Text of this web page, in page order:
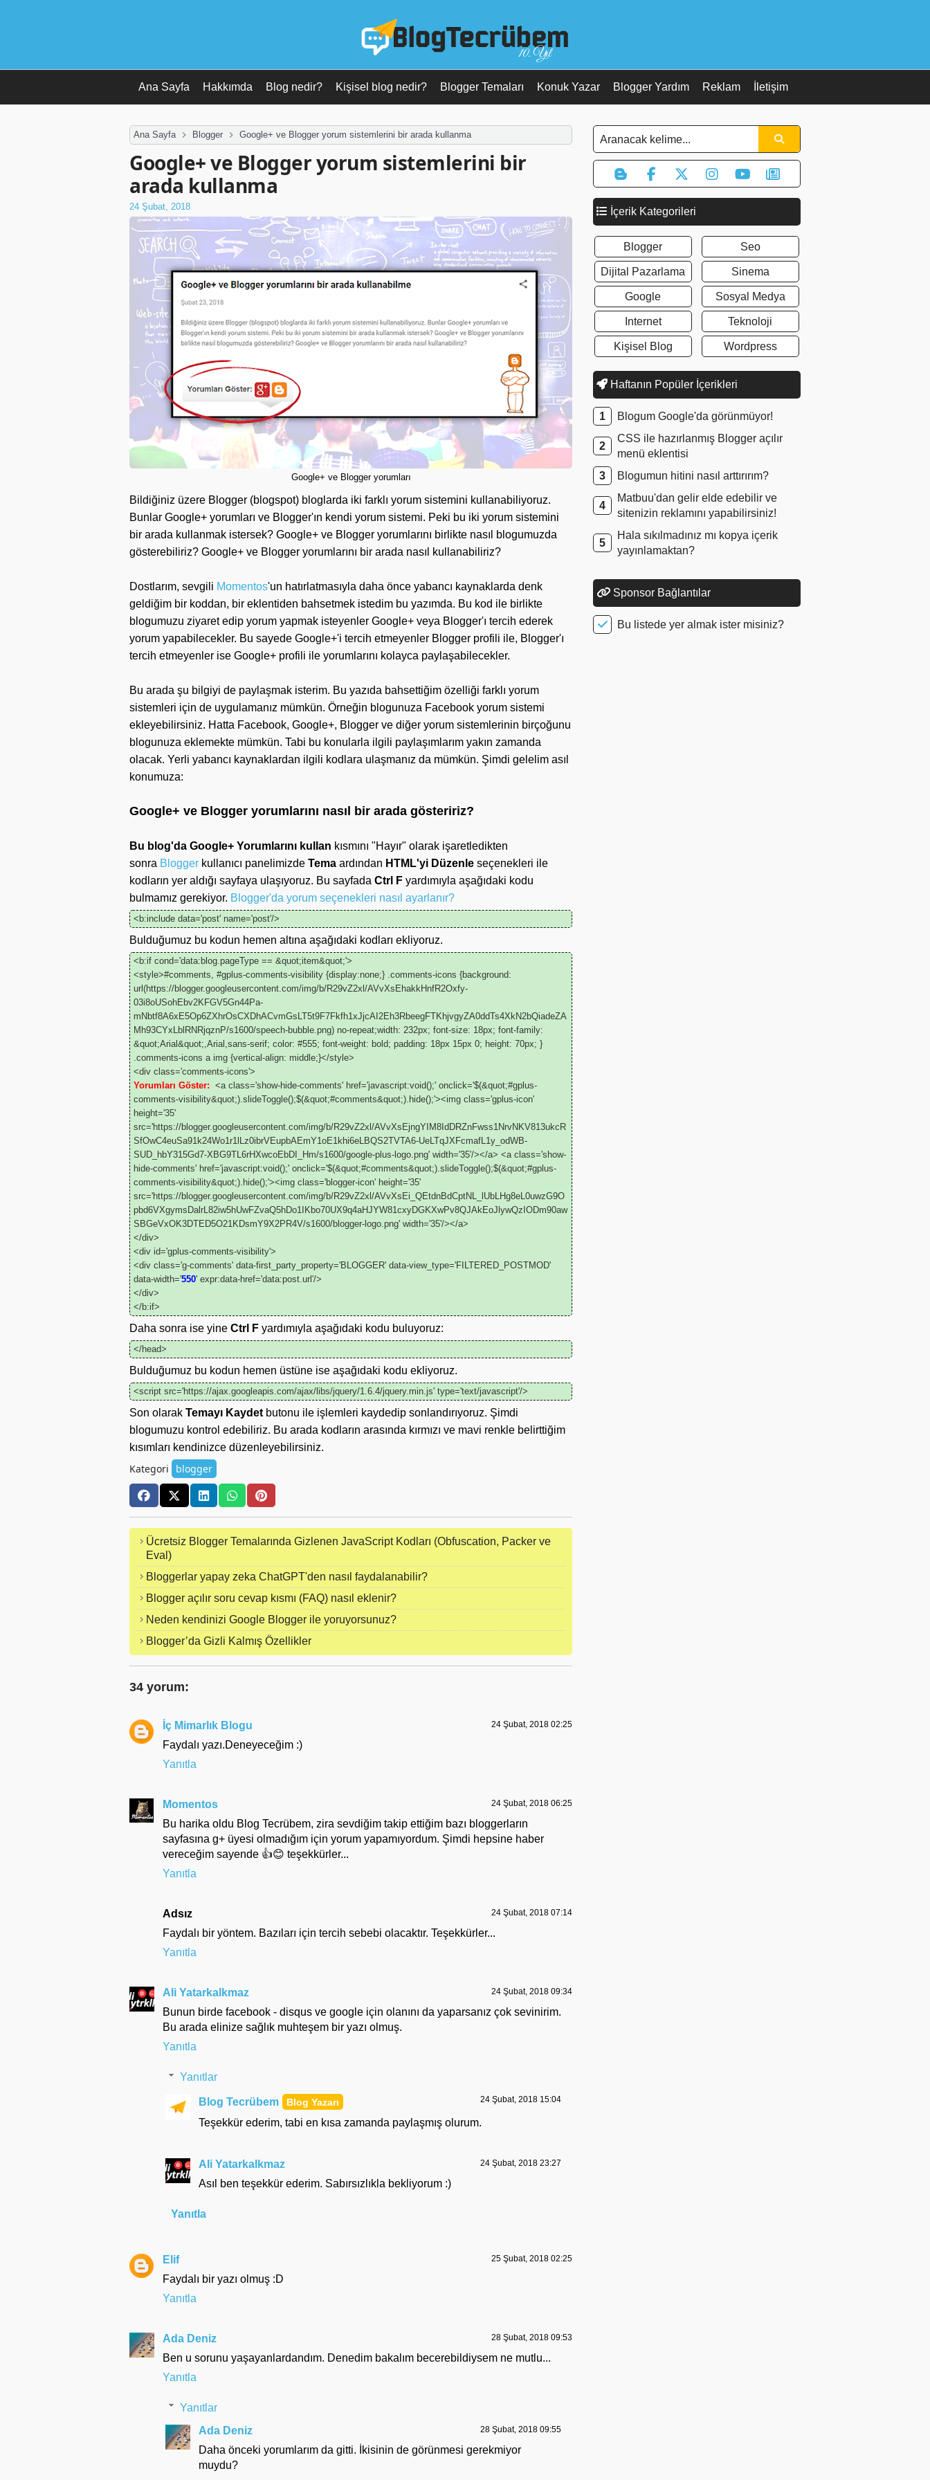
10. Yıl
Ana Sayfa Hakkımda Blog nedir? Kişisel blog nedir? Blogger Temaları Konuk Yazar Blogger Yardım Reklam İletişim
Ana Sayfa Blogger Google+ ve Blogger yorum sistemlerini bir arada kullanma
Google+ ve Blogger yorum sistemlerini bir
arada kullanma
24 Şubat, 2018
Google+ ve Blogger yorumları
Bildiğiniz üzere Blogger (blogspot) bloglarda iki farklı yorum sistemini kullanabiliyoruz.
Bunlar Google+ yorumları ve Blogger'ın kendi yorum sistemi. Peki bu iki yorum sistemini
bir arada kullanmak istersek? Google+ ve Blogger yorumlarını birlikte nasıl blogumuzda
gösterebiliriz? Google+ ve Blogger yorumlarını bir arada nasıl kullanabiliriz?
Dostlarım, sevgili Momentos'un hatırlatmasıyla daha önce yabancı kaynaklarda denk
geldiğim bir koddan, bir eklentiden bahsetmek istedim bu yazımda. Bu kod ile birlikte
blogumuzu ziyaret edip yorum yapmak isteyenler Google+ veya Blogger'ı tercih ederek
yorum yapabilecekler. Bu sayede Google+'i tercih etmeyenler Blogger profili ile, Blogger'ı
tercih etmeyenler ise Google+ profili ile yorumlarını kolayca paylaşabilecekler.
Bu arada şu bilgiyi de paylaşmak isterim. Bu yazıda bahsettiğim özelliği farklı yorum
sistemleri için de uygulamanız mümkün. Örneğin blogunuza Facebook yorum sistemi
ekleyebilirsiniz. Hatta Facebook, Google+, Blogger ve diğer yorum sistemlerinin birçoğunu
blogunuza eklemekte mümkün. Tabi bu konularla ilgili paylaşımlarım yakın zamanda
olacak. Yerli yabancı kaynaklardan ilgili kodlara ulaşmanız da mümkün. Şimdi gelelim asıl
konumuza:
Google+ ve Blogger yorumlarını nasıl bir arada gösteririz?
Bu blog'da Google+ Yorumlarını kullan kısmını "Hayır" olarak işaretledikten
sonra Blogger kullanıcı panelimizde Tema ardından HTML'yi Düzenle seçenekleri ile
kodların yer aldığı sayfaya ulaşıyoruz. Bu sayfada Ctrl F yardımıyla aşağıdaki kodu
bulmamız gerekiyor. Blogger'da yorum seçenekleri nasıl ayarlanır?
<b:include data='post' name='post'/>
Bulduğumuz bu kodun hemen altına aşağıdaki kodları ekliyoruz.
<b:if cond='data:blog.pageType == &quot;item&quot;'>
<style>#comments, #gplus-comments-visibility {display:none;} .comments-icons {background:
url(https://blogger.googleusercontent.com/img/b/R29vZ2xl/AVvXsEhakkHnfR2Oxfy-
03i8oUSohEbv2KFGV5Gn44Pa-
mNbtf8A6xE5Op6ZXhrOsCXDhACvmGsLT5t9F7Fkfh1xJjcAI2Eh3RbeegFTKhjvgyZA0ddTs4XkN2bQiadeZA
Mh93CYxLblRNRjqznP/s1600/speech-bubble.png) no-repeat;width: 232px; font-size: 18px; font-family:
&quot;Arial&quot;,Arial,sans-serif; color: #555; font-weight: bold; padding: 18px 15px 0; height: 70px; }
.comments-icons a img {vertical-align: middle;}</style>
<div class='comments-icons'>
Yorumları Göster: <a class='show-hide-comments' href='javascript:void();' onclick='$(&quot;#gplus-
comments-visibility&quot;).slideToggle();$(&quot;#comments&quot;).hide();'><img class='gplus-icon'
height='35'
src='https://blogger.googleusercontent.com/img/b/R29vZ2xl/AVvXsEjngYIM8IdDRZnFwss1NrvNKV813ukcR
SfOwC4euSa91k24Wo1r1lLz0ibrVEupbAEmY1oE1khi6eLBQS2TVTA6-UeLTqJXFcmafL1y_odWB-
SUD_hbY315Gd7-XBG9TL6rHXwcoEbDI_Hm/s1600/google-plus-logo.png' width='35'/></a> <a class='show-
hide-comments' href='javascript:void();' onclick='$(&quot;#comments&quot;).slideToggle();$(&quot;#gplus-
comments-visibility&quot;).hide();'><img class='blogger-icon' height='35'
src='https://blogger.googleusercontent.com/img/b/R29vZ2xl/AVvXsEi_QEtdnBdCptNL_lUbLHg8eL0uwzG9O
pbd6VXgymsDalrL82iw5hUwFZvaQ5hDo1IKbo70UX9q4aHJYW81cxyDGKXwPv8QJAkEoJlywQzIODm90aw
SBGeVxOK3DTED5O21KDsmY9X2PR4V/s1600/blogger-logo.png' width='35'/></a>
</div>
<div id='gplus-comments-visibility'>
<div class='g-comments' data-first_party_property='BLOGGER' data-view_type='FILTERED_POSTMOD'
data-width='550' expr:data-href='data:post.url'/>
</div>
</b:if>
Daha sonra ise yine Ctrl F yardımıyla aşağıdaki kodu buluyoruz:
</head>
Bulduğumuz bu kodun hemen üstüne ise aşağıdaki kodu ekliyoruz.
<script src='https://ajax.googleapis.com/ajax/libs/jquery/1.6.4/jquery.min.js' type='text/javascript'/>
Son olarak Temayı Kaydet butonu ile işlemleri kaydedip sonlandırıyoruz. Şimdi
blogumuzu kontrol edebiliriz. Bu arada kodların arasında kırmızı ve mavi renkle belirttiğim
kısımları kendinizce düzenleyebilirsiniz.
Kategori blogger
Ücretsiz Blogger Temalarında Gizlenen JavaScript Kodları (Obfuscation, Packer ve
Eval)
Bloggerlar yapay zeka ChatGPT'den nasıl faydalanabilir?
Blogger açılır soru cevap kısmı (FAQ) nasıl eklenir?
Neden kendinizi Google Blogger ile yoruyorsunuz?
Blogger’da Gizli Kalmış Özellikler
34 yorum:
İç Mimarlık Blogu 24 Şubat, 2018 02:25
Faydalı yazı.Deneyeceğim :)
Yanıtla
Momentos 24 Şubat, 2018 06:25
Bu harika oldu Blog Tecrübem, zira sevdiğim takip ettiğim bazı bloggerların
sayfasına g+ üyesi olmadığım için yorum yapamıyordum. Şimdi hepsine haber
vereceğim sayende 👍😊 teşekkürler...
Yanıtla
Adsız 24 Şubat, 2018 07:14
Faydalı bir yöntem. Bazıları için tercih sebebi olacaktır. Teşekkürler...
Yanıtla
Ali Yatarkalkmaz 24 Şubat, 2018 09:34
Bunun birde facebook - disqus ve google için olanını da yaparsanız çok sevinirim.
Bu arada elinize sağlık muhteşem bir yazı olmuş.
Yanıtla
Yanıtlar
Blog Tecrübem 24 Şubat, 2018 15:04
Teşekkür ederim, tabi en kısa zamanda paylaşmış olurum.
Ali Yatarkalkmaz 24 Şubat, 2018 23:27
Asıl ben teşekkür ederim. Sabırsızlıkla bekliyorum :)
Yanıtla
Elif 25 Şubat, 2018 02:25
Faydalı bir yazı olmuş :D
Yanıtla
Ada Deniz 28 Şubat, 2018 09:53
Ben u sorunu yaşayanlardandım. Denedim bakalım becerebildiysem ne mutlu...
Yanıtla
Yanıtlar
Ada Deniz
28 Şubat, 2018 09:55
Daha önceki yorumlarım da gitti. İkisinin de görünmesi gerekmiyor
muydu?
İçerik Kategorileri
Blogger
Dijital Pazarlama
Google
Internet
Kişisel Blog
Seo
Sinema
Sosyal Medya
Teknoloji
Wordpress
Haftanın Popüler İçerikleri
Blogum Google'da görünmüyor!
CSS ile hazırlanmış Blogger açılır
menü eklentisi
Blogumun hitini nasıl arttırırım?
Matbuu'dan gelir elde edebilir ve
sitenizin reklamını yapabilirsiniz!
Hala sıkılmadınız mı kopya içerik
yayınlamaktan?
Sponsor Bağlantılar
Bu listede yer almak ister misiniz?